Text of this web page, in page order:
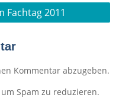
Fachtag 2011
Kommentar abzugeben.
Spam zu reduzieren.